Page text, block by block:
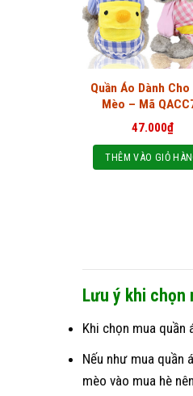
Quần Áo Dành Cho
Mèo – Mã
47.000₫
THÊM VÀO GIỎ
Lưu ý khi chọn
Khi chọn mua quần
Nếu như mua quần
mèo vào mua hè